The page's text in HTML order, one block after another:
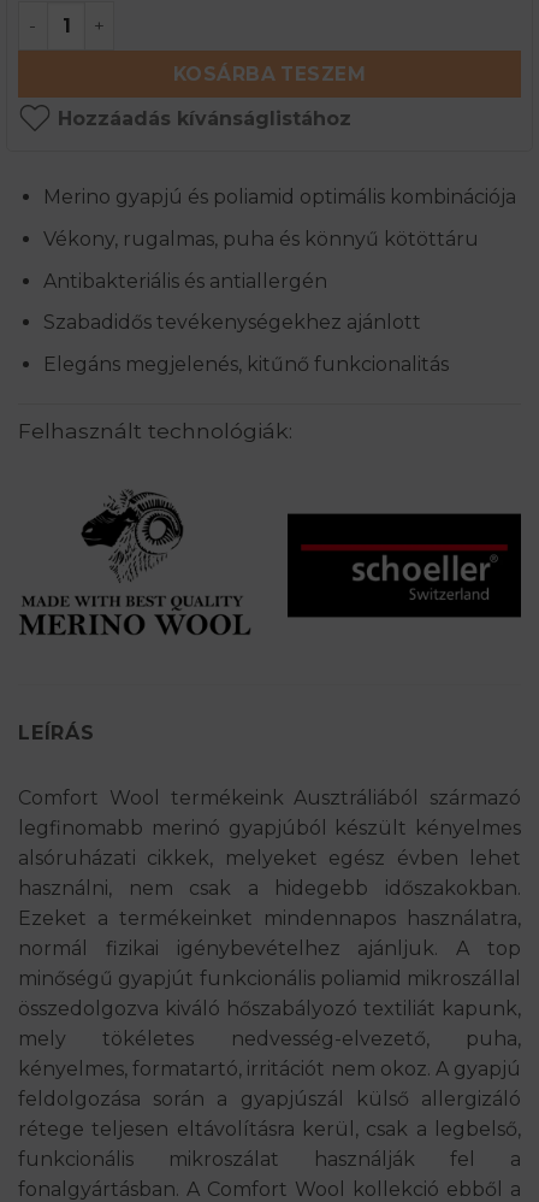
COMFORT WOOL Női merinó gyapjú trikó - Krém
KOSÁRBA TESZEM
Hozzáadás kívánságlistához
Merino gyapjú és poliamid optimális kombinációja
Vékony, rugalmas, puha és könnyű kötöttáru
Antibakteriális és antiallergén
Szabadidős tevékenységekhez ajánlott
Elegáns megjelenés, kitűnő funkcionalitás
Felhasznált technológiák:
LEÍRÁS
Comfort Wool termékeink Ausztráliából származó
legfinomabb merinó gyapjúból készült kényelmes
alsóruházati cikkek, melyeket egész évben lehet
használni, nem csak a hidegebb időszakokban.
Ezeket a termékeinket mindennapos használatra,
normál fizikai igénybevételhez ajánljuk. A top
minőségű gyapjút funkcionális poliamid mikroszállal
összedolgozva kiváló hőszabályozó textiliát kapunk,
mely tökéletes nedvesség-elvezető, puha,
kényelmes, formatartó, irritációt nem okoz. A gyapjú
feldolgozása során a gyapjúszál külső allergizáló
rétege teljesen eltávolításra kerül, csak a legbelső,
funkcionális mikroszálat használják fel a
fonalgyártásban. A Comfort Wool kollekció ebből a